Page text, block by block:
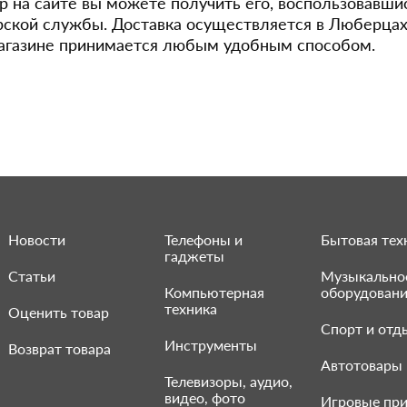
службы. Доставка осуществляется в
принимается любым удобным способом.
Новости
Статьи
Оценить товар
Возврат товара
Телефоны и
гаджеты
Компьютерная
техника
Инструменты
Телевизоры, аудио,
видео, фото
Бытовая
Спорт и
Автотовары
Игровые